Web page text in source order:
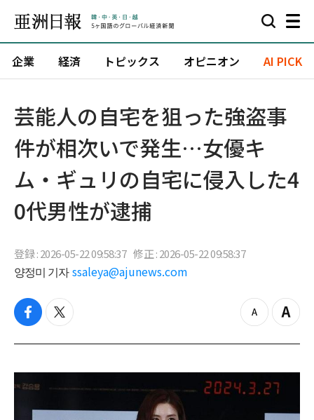
企業 経済 トピックス オピニオン AI PICK
芸能人の自宅を狙った強盗事
件が相次いで発生…女優キ
ム・ギュリの自宅に侵入した4
0代男性が逮捕
登録 : 2026-05-22 09:58:37 修正 : 2026-05-22 09:58:37
양정미 기자 ssaleya@ajunews.com
f
c
b
o
t
i
t
z
o
o
u
t
Z
o
i